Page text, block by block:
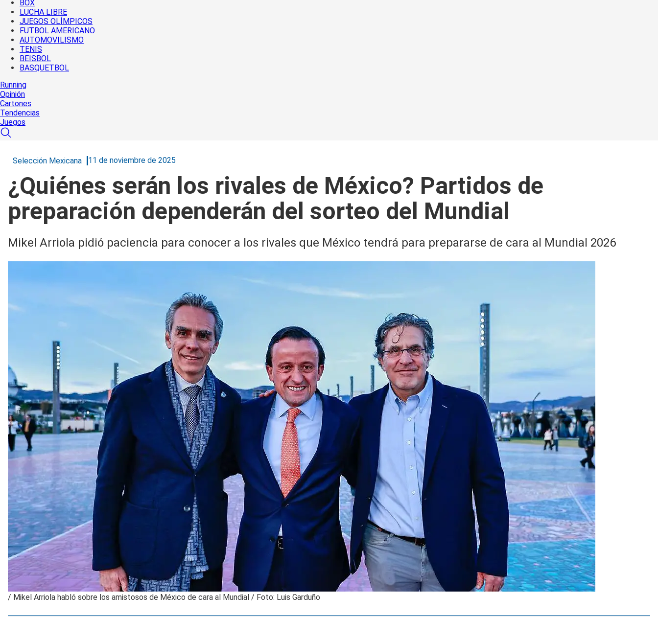
BOX
LUCHA LIBRE
JUEGOS OLÍMPICOS
FUTBOL AMERICANO
AUTOMOVILISMO
TENIS
BEISBOL
BASQUETBOL
Running
Opinión
Cartones
Tendencias
Juegos
Selección Mexicana 11 de noviembre de 2025
¿Quiénes serán los rivales de México? Partidos de
preparación dependerán del sorteo del Mundial
Mikel Arriola pidió paciencia para conocer a los rivales que México tendrá para prepararse de cara al Mundial 2026
/ Mikel Arriola habló sobre los amistosos de México de cara al Mundial / Foto: Luis Garduño